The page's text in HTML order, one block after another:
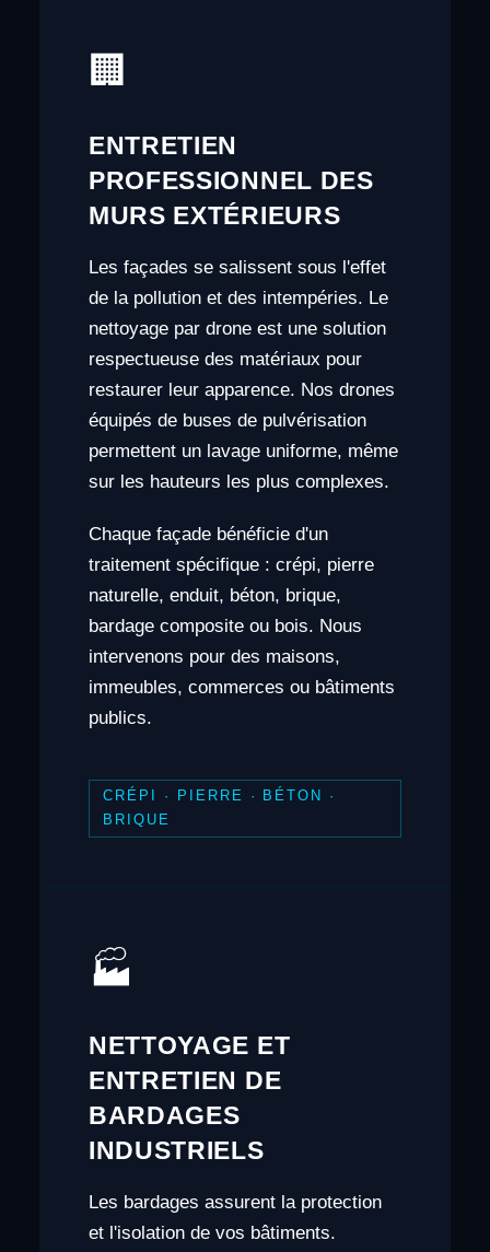
🏢
ENTRETIEN
PROFESSIONNEL DES
MURS EXTÉRIEURS
Les façades se salissent sous l'effet
de la pollution et des intempéries. Le
nettoyage par drone est une solution
respectueuse des matériaux pour
restaurer leur apparence. Nos drones
équipés de buses de pulvérisation
permettent un lavage uniforme, même
sur les hauteurs les plus complexes.
Chaque façade bénéficie d'un
traitement spécifique : crépi, pierre
naturelle, enduit, béton, brique,
bardage composite ou bois. Nous
intervenons pour des maisons,
immeubles, commerces ou bâtiments
publics.
CRÉPI · PIERRE · BÉTON ·
BRIQUE
🏭
NETTOYAGE ET
ENTRETIEN DE
BARDAGES
INDUSTRIELS
Les bardages assurent la protection
et l'isolation de vos bâtiments.